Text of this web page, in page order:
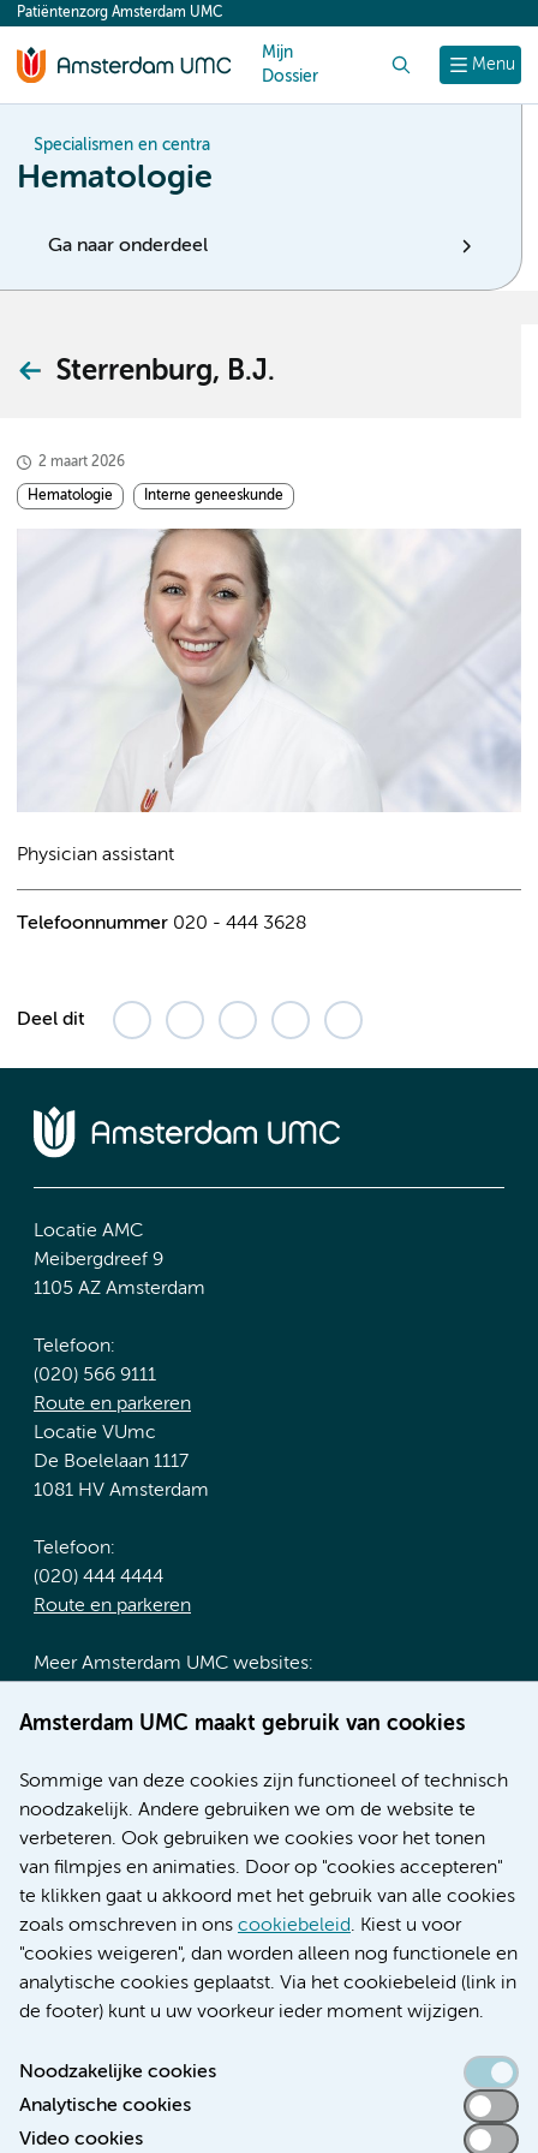
content
Menu
Patiëntenzorg Amsterdam UMC
Mijn
Dossier
Specialismen en centra
Hematologie
Ga naar onderdeel
Sterrenburg, B.J.
2 maart 2026
Hematologie Interne geneeskunde
Physician assistant
Telefoonnummer 020 - 444 3628
Deel dit
Amsterdam UMC maakt gebruik van cookies
Sommige van deze cookies zijn functioneel of technisch
noodzakelijk. Andere gebruiken we om de website te
verbeteren. Ook gebruiken we cookies voor het tonen
van filmpjes en animaties. Door op "cookies accepteren"
te klikken gaat u akkoord met het gebruik van alle cookies
zoals omschreven in ons cookiebeleid. Kiest u voor
"cookies weigeren", dan worden alleen nog functionele en
analytische cookies geplaatst. Via het cookiebeleid (link in
de footer) kunt u uw voorkeur ieder moment wijzigen.
Noodzakelijke cookies
Analytische cookies
Video cookies
Locatie AMC
Meibergdreef 9
1105 AZ Amsterdam
Telefoon:
(020) 566 9111
Route en parkeren
Locatie VUmc
De Boelelaan 1117
1081 HV Amsterdam
Telefoon:
(020) 444 4444
Route en parkeren
Meer Amsterdam UMC websites:
Werken bij Amsterdam UMC
Nieuws
Research
Educatie locatie AMC
Educatie locatie VUmc
Toegankelijkheidsverklaring
Responsible disclosure